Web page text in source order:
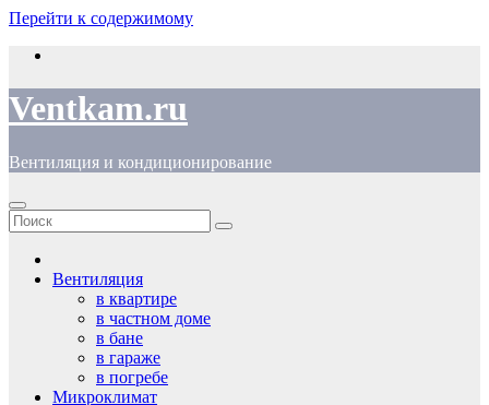
Перейти к содержимому
Ventkam.ru
Вентиляция и кондиционирование
Вентиляция
в квартире
в частном доме
в бане
в гараже
в погребе
Микроклимат